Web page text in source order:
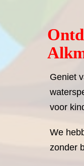
Geniet
voor
We
zonder